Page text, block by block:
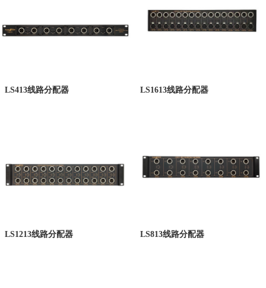
LS413线路分配器 LS1613线路分配器
LS1213线路分配器 LS813线路分配器